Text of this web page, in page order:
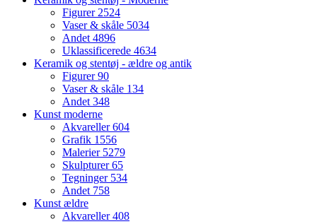
Figurer 2524
Vaser & skåle 5034
Andet 4896
Uklassificerede 4634
Keramik og stentøj - ældre og antik
Figurer90
Vaser & skåle 134
Andet 348
Kunst moderne
Akvareller604
Grafik 1556
Malerier 5279
Skulpturer65
Tegninger 534
Andet 758
Kunst ældre
Akvareller408